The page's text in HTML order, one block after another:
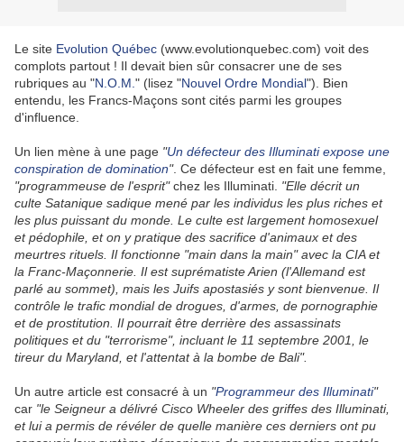
Le site Evolution Québec (www.evolutionquebec.com) voit des
complots partout ! Il devait bien sûr consacrer une de ses
rubriques au "N.O.M. " (lisez "Nouvel Ordre Mondial"). Bien
entendu, les Francs-Maçons sont cités parmi les groupes
d'influence.
Un lien mène à une page "Un défecteur des Illuminati expose une
conspiration de domination". Ce défecteur est en fait une femme,
"programmeuse de l'esprit"chez les Illuminati. "Elle décrit un
culte Satanique sadique mené par les individus les plus riches et
les plus puissant du monde. Le culte est largement homosexuel
et pédophile, et on y pratique des sacrifice d'animaux et des
meurtres rituels. Il fonctionne "main dans la main" avec la CIA et
la Franc-Maçonnerie. Il est suprématiste Arien (l'Allemand est
parlé au sommet), mais les Juifs apostasiés y sont bienvenue. Il
contrôle le trafic mondial de drogues, d'armes, de pornographie
et de prostitution. Il pourrait être derrière des assassinats
politiques et du "terrorisme", incluant le 11 septembre 2001, le
tireur du Maryland, et l'attentat à la bombe de Bali".
Un autre article est consacré à un "Programmeur des Illuminati"
car "le Seigneur a délivré Cisco Wheeler des griffes des Illuminati,
et lui a permis de révéler de quelle manière ces derniers ont pu